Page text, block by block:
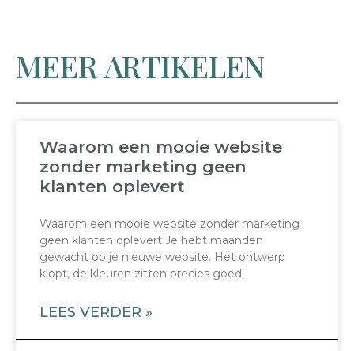
MEER ARTIKELEN
Waarom een mooie website
zonder marketing geen
klanten oplevert
Waarom een mooie website zonder marketing
geen klanten oplevert Je hebt maanden
gewacht op je nieuwe website. Het ontwerp
klopt, de kleuren zitten precies goed,
LEES VERDER »